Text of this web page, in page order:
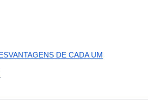
DE CADA UM